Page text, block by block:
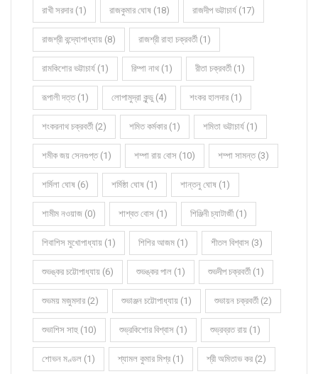
রাখী সরদার (1) রাজকুমার ঘোষ (18) রাজদীপ ভট্টাচার্য (17)
রাজশ্রী বন্দ্যোপাধ্যায় (8) রাজশ্রী রাহা চক্রবর্তী (1)
রামকিশোর ভট্টাচার্য (1) রিম্পা নাথ (1) রীতা চক্রবর্তী (1)
রূপালী দত্ত (1) লোপামুদ্রা কুন্ডু (4) শংকর হালদার (1)
শংকরনাথ চক্রবর্তী (2) শমিত কর্মকার (1) শমিতা ভট্টাচার্য (1)
শমীক জয় সেনগুপ্ত (1) শম্পা রায় বোস (10) শম্পা সামন্ত (3)
শর্মিলা ঘোষ (6) শর্মিষ্ঠা ঘোষ (1) শান্তনু ঘোষ (1)
শামীম নওয়াজ (0) শাশ্বত বোস (1) শিঞ্জিনী চ্যাটার্জী (1)
শিবাশিস মুখোপাধ্যায় (1) শিশির আজম (1) শীতল বিশ্বাস (3)
শুভঙ্কর চট্টোপাধ্যায় (6) শুভঙ্কর পাল (1) শুভদীপ চক্রবর্তী (1)
শুভময় মজুমদার (2) শুভাঞ্জন চট্টোপাধ্যায় (1) শুভায়ন চক্রবর্তী (2)
শুভাশিস সাহু (10) শুভ্রকিশোর বিশ্বাস (1) শুভ্রব্রত রায় (1)
শোভন মণ্ডল (1) শ্যামল কুমার মিশ্র (1) শ্রী অমিতাভ কর (2)